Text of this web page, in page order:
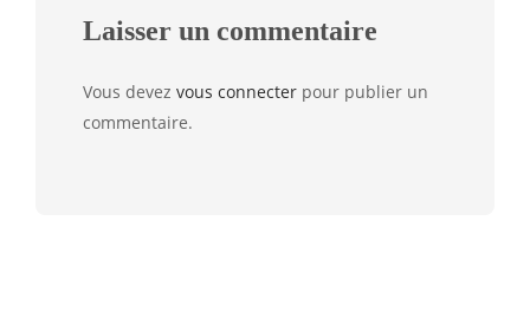
Laisser un commentaire
Vous devez vous connecter pour publier un
commentaire.